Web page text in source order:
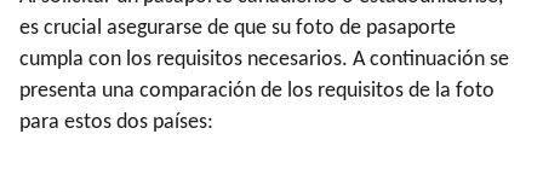
es crucial asegurarse de que su foto de pasaporte
cumpla con los requisitos necesarios. A continuación se
presenta una comparación de los requisitos de la foto
para estos dos países: